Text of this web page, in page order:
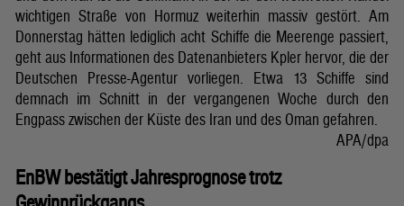
wichtigen Straße von Hormuz weiterhin massiv gestört. Am
Donnerstag hätten lediglich acht Schiffe die Meerenge passiert,
geht aus Informationen des Datenanbieters Kpler hervor, die der
Deutschen Presse-Agentur vorliegen. Etwa 13 Schiffe sind
demnach im Schnitt in der vergangenen Woche durch den
Engpass zwischen der Küste des Iran und des Oman gefahren.
APA/dpa
EnBW bestätigt Jahresprognose trotz